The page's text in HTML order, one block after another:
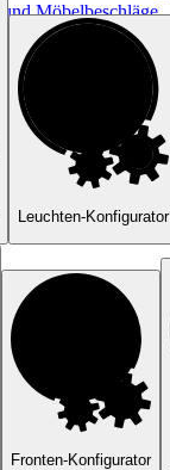
und Möbelbeschläge
Elektro
Fronten
dark_mode
Leuchten-Konfigurator
Fronten-Konfigurator